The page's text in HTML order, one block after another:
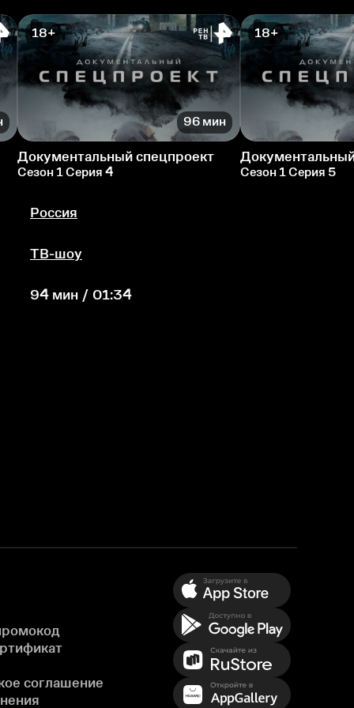
18+
96 мин
Документальный спецпроект
Сезон 1 Серия 4
18+
Сезон 1 Серия 5
Россия
ТВ-шоу
94 мин / 01:34
соглашение